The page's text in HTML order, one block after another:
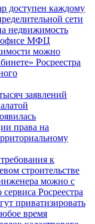
доступен каждому
сети
недвижимость
офисе МФЦ
можно
Росреестра
заявлений
права на
к
строительстве
можно с
Росреестра
приватизировать
время